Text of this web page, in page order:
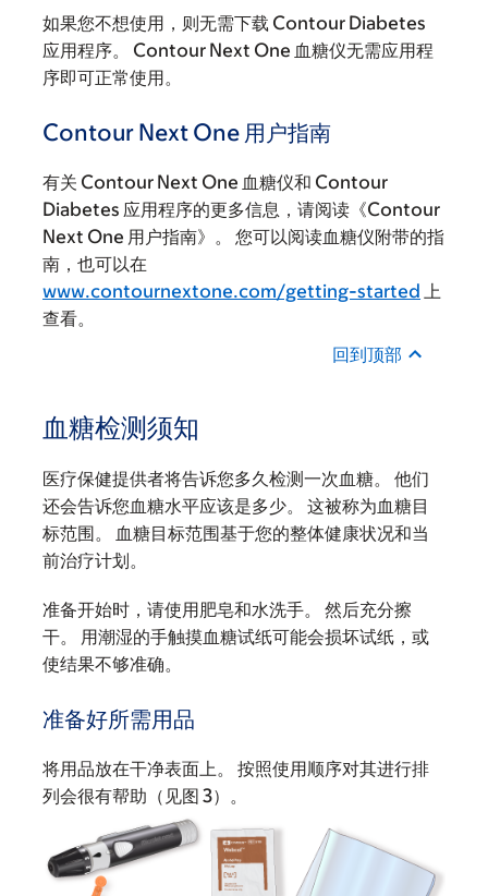
如果您不想使用，则无需下载 Contour Diabetes
应用程序。 Contour Next One 血糖仪无需应用程
序即可正常使用。
Contour Next One 用户指南
有关 Contour Next One 血糖仪和 Contour
Diabetes 应用程序的更多信息，请阅读《Contour
Next One 用户指南》。 您可以阅读血糖仪附带的指
南，也可以在
www.contournextone.com/getting-started 上
查看。
回到顶部
血糖检测须知
医疗保健提供者将告诉您多久检测一次血糖。 他们
还会告诉您血糖水平应该是多少。 这被称为血糖目
标范围。 血糖目标范围基于您的整体健康状况和当
前治疗计划。
准备开始时，请使用肥皂和水洗手。 然后充分擦
干。 用潮湿的手触摸血糖试纸可能会损坏试纸，或
使结果不够准确。
准备好所需用品
将用品放在干净表面上。 按照使用顺序对其进行排
列会很有帮助（见图 3）。